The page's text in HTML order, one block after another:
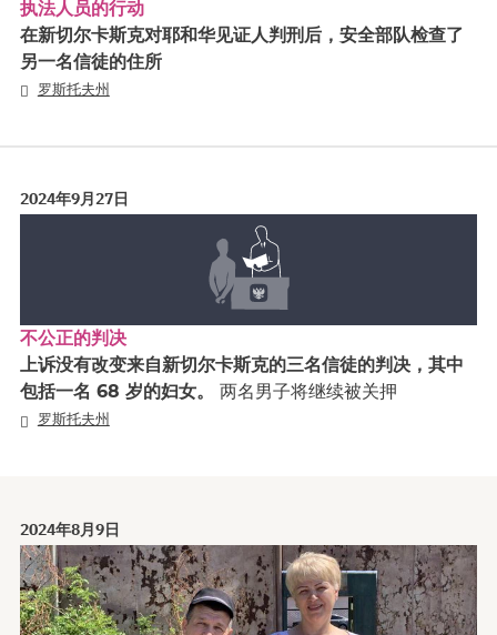
执法人员的行动
在新切尔卡斯克对耶和华见证人判刑后，安全部队检查了
另一名信徒的住所
罗斯托夫州
2024年9月27日
不公正的判决
上诉没有改变来自新切尔卡斯克的三名信徒的判决，其中
包括一名 68 岁的妇女。 两名男子将继续被关押
罗斯托夫州
2024年8月9日